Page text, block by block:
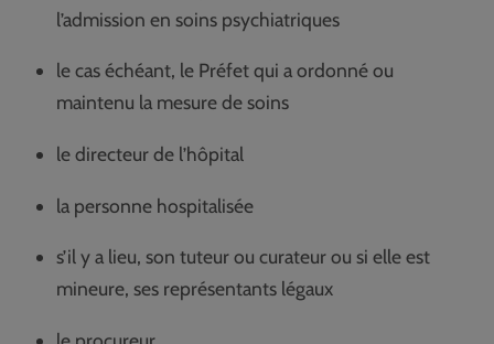
l’admission en soins psychiatriques
le cas échéant, le Préfet qui a ordonné ou
maintenu la mesure de soins
le directeur de l’hôpital
la personne hospitalisée
s’il y a lieu, son tuteur ou curateur ou si elle est
mineure, ses représentants légaux